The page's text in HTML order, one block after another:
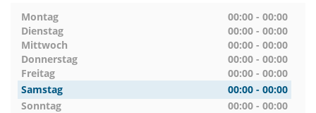
Montag
00:00 - 00:00
Dienstag
00:00 - 00:00
Mittwoch
00:00 - 00:00
Donnerstag
00:00 - 00:00
Freitag
00:00 - 00:00
Samstag
00:00 - 00:00
Sonntag
00:00 - 00:00